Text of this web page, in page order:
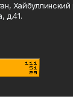
Хайбуллинский
д.41.